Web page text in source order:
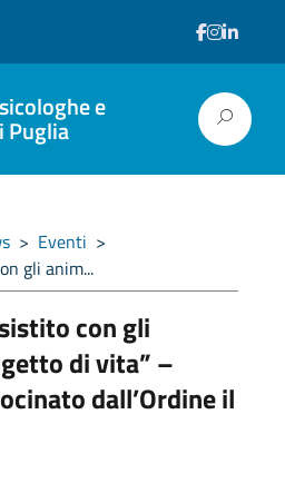
e
Puglia
> Eventi >
gli anim...
con gli
di vita” –
dall’Ordine il